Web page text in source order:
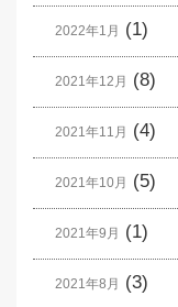
2022年1月 (1)
2021年12月 (8)
2021年11月 (4)
2021年10月 (5)
2021年9月 (1)
2021年8月 (3)